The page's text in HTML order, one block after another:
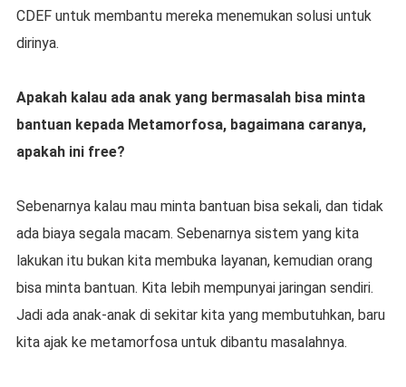
CDEF untuk membantu mereka menemukan solusi untuk
dirinya.
Apakah kalau ada anak yang bermasalah bisa minta
bantuan kepada Metamorfosa, bagaimana caranya,
apakah ini free?
Sebenarnya kalau mau minta bantuan bisa sekali, dan tidak
ada biaya segala macam. Sebenarnya sistem yang kita
lakukan itu bukan kita membuka layanan, kemudian orang
bisa minta bantuan. Kita lebih mempunyai jaringan sendiri.
Jadi ada anak-anak di sekitar kita yang membutuhkan, baru
kita ajak ke metamorfosa untuk dibantu masalahnya.